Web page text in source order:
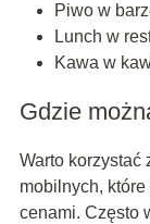
Piwo w
Lunch w
Kawa w
Gdzie
Warto korzystać
mobilnych,
cenami. Często